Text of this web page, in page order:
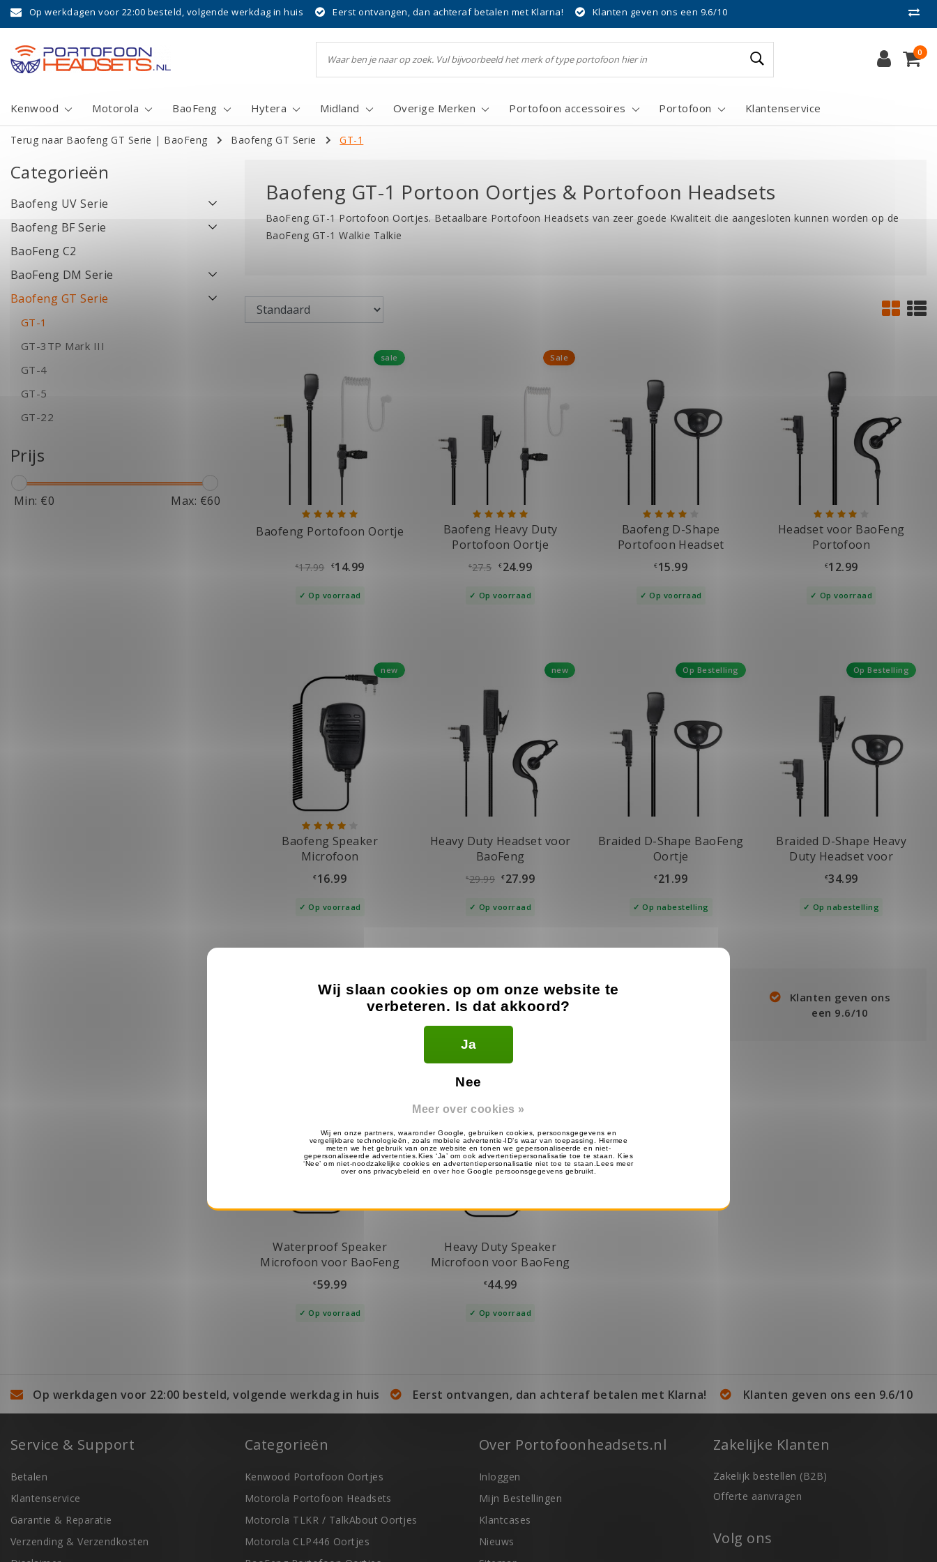
Op werkdagen voor 22:00 besteld, volgende werkdag in huis Eerst ontvangen, dan achteraf betalen met Klarna! Klanten geven ons een 9.6/10
0
Kenwood Motorola BaoFeng Hytera Midland Overige Merken Portofoon accessoires Portofoon Klantenservice
Terug naar Baofeng GT Serie | BaoFeng Baofeng GT Serie GT-1
Categorieën
Baofeng UV Serie
Baofeng BF Serie
BaoFeng C2
BaoFeng DM Serie
Baofeng GT Serie
GT-1
GT-3TP Mark III
GT-4
GT-5
GT-22
Prijs
Min: €0 Max: €60
Baofeng GT-1 Portoon Oortjes & Portofoon Headsets
BaoFeng GT-1 Portofoon Oortjes. Betaalbare Portofoon Headsets van zeer goede Kwaliteit die aangesloten kunnen worden op de
BaoFeng GT-1 Walkie Talkie
sale
Baofeng Portofoon Oortje
€17.99 €14.99
Op voorraad
Sale
Baofeng Heavy Duty
Portofoon Oortje
€27.5 €24.99
Op voorraad
Baofeng D-Shape
Portofoon Headset
€15.99
Op voorraad
Headset voor BaoFeng
Portofoon
€12.99
Op voorraad
new
Baofeng Speaker
Microfoon
€16.99
Op voorraad
new
Heavy Duty Headset voor
BaoFeng
€29.99 €27.99
Op voorraad
Op Bestelling
Braided D-Shape BaoFeng
Oortje
€21.99
Op nabestelling
Op Bestelling
Braided D-Shape Heavy
Duty Headset voor
BaoFeng
€34.99
Op nabestelling
Op werkdagen voor 22:00 besteld,
volgende werkdag in huis
Eerst ontvangen, dan achteraf
Klanten geven ons
een 9.6/10
Waterproof Speaker
Microfoon voor BaoFeng
IP67
€59.99
Op voorraad
Heavy Duty Speaker
Microfoon voor BaoFeng
€44.99
Op voorraad
Op werkdagen voor 22:00 besteld, volgende werkdag in huis Eerst ontvangen, dan achteraf betalen met Klarna! Klanten geven ons een 9.6/10
Service & Support
Betalen
Klantenservice
Garantie & Reparatie
Verzending & Verzendkosten
Categorieën
Kenwood Portofoon Oortjes
Motorola Portofoon Headsets
Motorola TLKR / TalkAbout Oortjes
Motorola CLP446 Oortjes
Over Portofoonheadsets.nl
Inloggen
Mijn Bestellingen
Klantcases
Nieuws
Zakelijke Klanten
Zakelijk bestellen (B2B)
Offerte aanvragen
Volg ons
Wij slaan cookies op om onze website te
verbeteren. Is dat akkoord?
Ja
Nee
Meer over cookies »